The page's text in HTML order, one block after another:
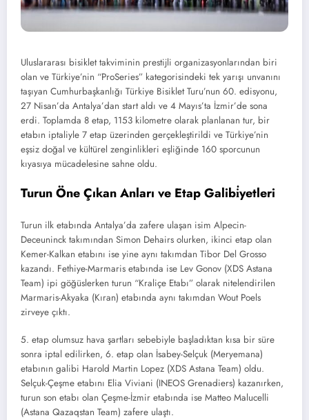
Uluslararası bisiklet takviminin prestijli organizasyonlarından biri
olan ve Türkiye’nin “ProSeries” kategorisindeki tek yarışı unvanını
taşıyan Cumhurbaşkanlığı Türkiye Bisiklet Turu’nun 60. edisyonu,
27 Nisan’da Antalya’dan start aldı ve 4 Mayıs’ta İzmir’de sona
erdi. Toplamda 8 etap, 1153 kilometre olarak planlanan tur, bir
etabın iptaliyle 7 etap üzerinden gerçekleştirildi ve Türkiye’nin
eşsiz doğal ve kültürel zenginlikleri eşliğinde 160 sporcunun
kıyasıya mücadelesine sahne oldu.
Turun Öne Çıkan Anları ve Etap Galibi̇yetleri
Turun ilk etabında Antalya’da zafere ulaşan isim Alpecin-
Deceuninck takımından Simon Dehairs olurken, ikinci etap olan
Kemer-Kalkan etabını ise yine aynı takımdan Tibor Del Grosso
kazandı. Fethiye-Marmaris etabında ise Lev Gonov (XDS Astana
Team) ipi göğüslerken turun “Kraliçe Etabı” olarak nitelendirilen
Marmaris-Akyaka (Kıran) etabında aynı takımdan Wout Poels
zirveye çıktı.
5. etap olumsuz hava şartları sebebiyle başladıktan kısa bir süre
sonra iptal edilirken, 6. etap olan İsabey-Selçuk (Meryemana)
etabının galibi Harold Martin Lopez (XDS Astana Team) oldu.
Selçuk-Çeşme etabını Elia Viviani (INEOS Grenadiers) kazanırken,
turun son etabı olan Çeşme-İzmir etabında ise Matteo Malucelli
(Astana Qazaqstan Team) zafere ulaştı.